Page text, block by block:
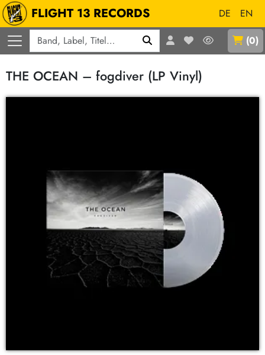
FLIGHT 13 RECORDS DE
EN
(0)
THE OCEAN – fogdiver (LP Vinyl)